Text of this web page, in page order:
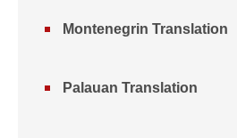
Montenegrin Translation
Palauan Translation